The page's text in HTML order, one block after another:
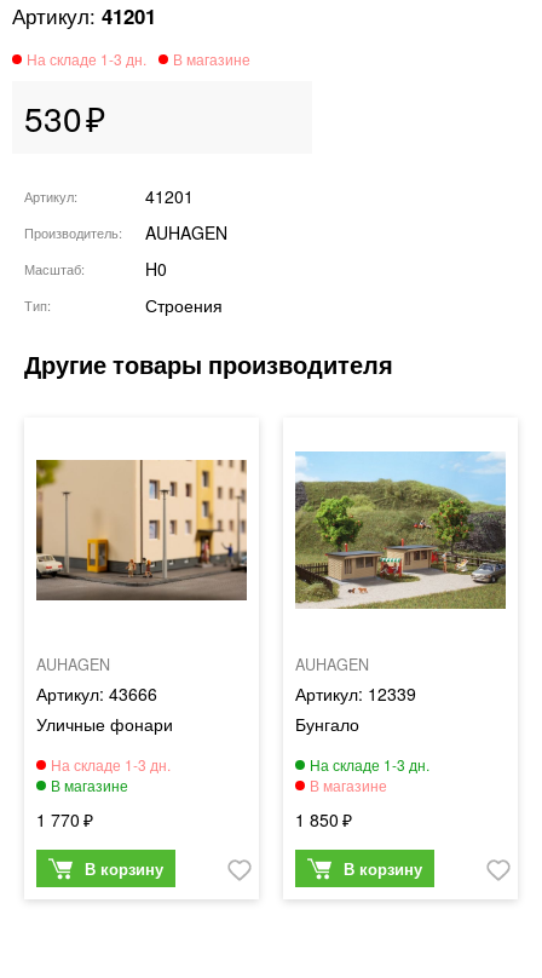
41201
530
Артикул 41201
Производитель AUHAGEN
Масштаб H0
Тип Строения
AUHAGEN
43666
Уличные фонари
1 770
AUHAGEN
12339
Бунгало
1 850